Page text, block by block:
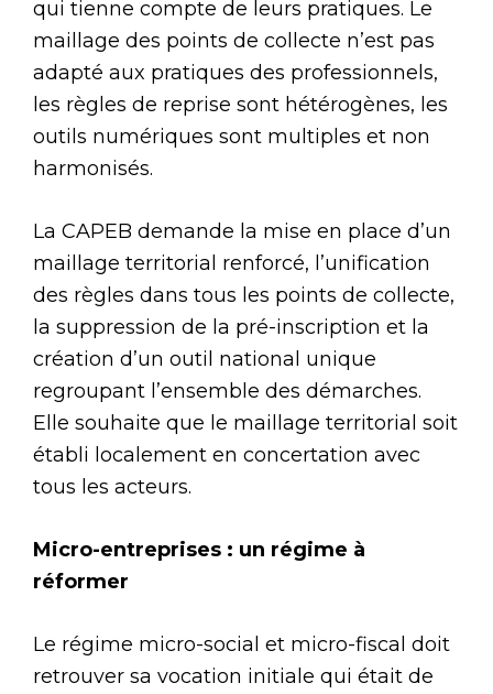
qui tienne compte de leurs pratiques. Le
maillage des points de collecte n’est pas
adapté aux pratiques des professionnels,
les règles de reprise sont hétérogènes, les
outils numériques sont multiples et non
harmonisés.
La CAPEB demande la mise en place d’un
maillage territorial renforcé, l’unification
des règles dans tous les points de collecte,
la suppression de la pré-inscription et la
création d’un outil national unique
regroupant l’ensemble des démarches.
Elle souhaite que le maillage territorial soit
établi localement en concertation avec
tous les acteurs.
Micro-entreprises : un régime à
réformer
Le régime micro-social et micro-fiscal doit
retrouver sa vocation initiale qui était de